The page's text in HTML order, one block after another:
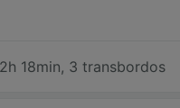
2h 18min, 3 transbordos